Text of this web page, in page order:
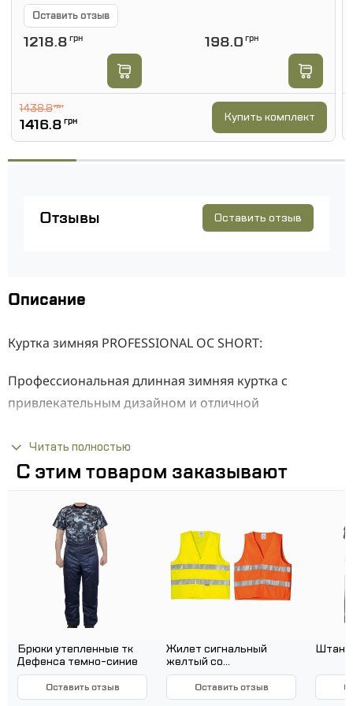
Оставить отзыв
1218.8 грн 198.0 грн
1438.8грн
1416.8 грн Купить комплект
Отзывы Оставить отзыв
Описание
Куртка зимняя PROFESSIONAL OC SHORT:
Профессиональная длинная зимняя куртка с
привлекательным дизайном и отличной
специализированного таканина, 80% полиэстера и
20% хлопка, с очень высокой плотностью +/-280
Преимущества:
Профессиональный шитье и эстетика
исполнения
Тройные и двойные швы и множество прочных
участков, дополнительно укрепляющих места,
подверженные разрыву
Рукава дополнительно усилены на локтях
5 карманов, из них 3 с клапанами на липучках
Читать полностью
С этим товаром заказывают
Брюки утепленные тк
Дефенса темно-синие
Оставить отзыв
Жилет сигнальный
желтый со
светоотражающими
полосами (Китай)
Оставить отзыв
Штаны